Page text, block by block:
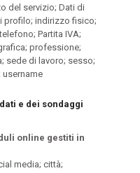
del servizio; Dati di
profilo; indirizzo fisico;
Partita IVA;
professione;
sede di lavoro; sesso;
username
e dei sondaggi
online gestiti in
media; città;